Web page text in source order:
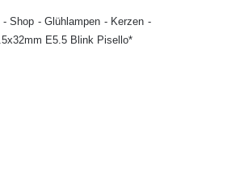
Shop Glühlampen
Kerzen
E5.5 Blink Pisello*